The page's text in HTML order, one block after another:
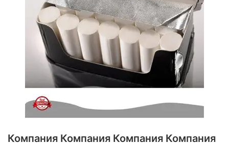
Компания Компания Компания Компания